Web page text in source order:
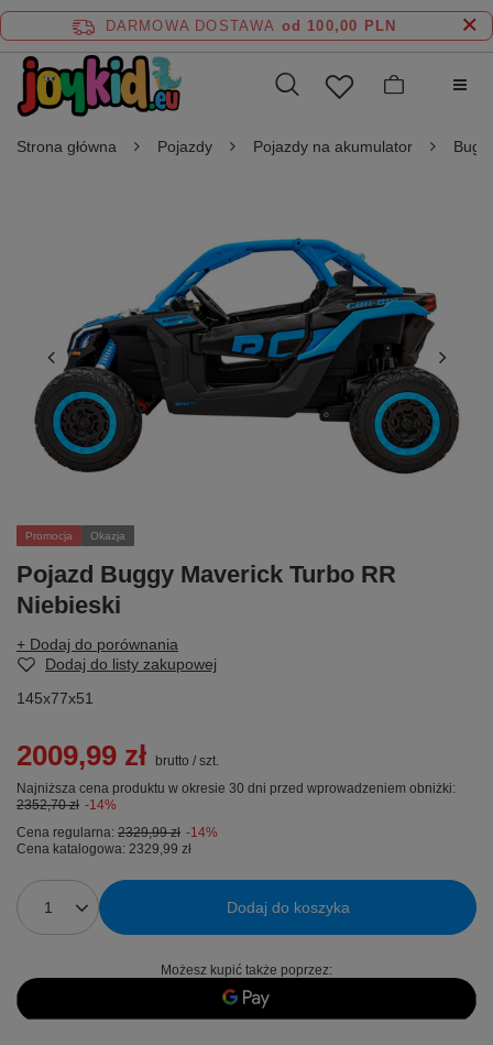
DARMOWA DOSTAWA od 100,00 PLN
Strona główna Pojazdy Pojazdy na akumulator
Promocja Okazja
Pojazd Buggy Maverick Turbo RR
Niebieski
+ Dodaj do porównania
Dodaj do listy zakupowej
145x77x51
2009,99 zł brutto / szt.
Najniższa cena produktu w okresie 30 dni przed wprowadzeniem obniżki:
2352,70 zł -14%
Cena regularna: 2329,99 zł -14%
Cena katalogowa: 2329,99 zł
Dodaj do koszyka
Możesz kupić także poprzez: